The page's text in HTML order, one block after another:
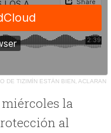
DE TIZIMÍN ESTÁN BIEN, ACLARAN
miércoles la
al